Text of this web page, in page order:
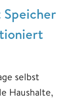
Speicher
selbst
Haushalte,